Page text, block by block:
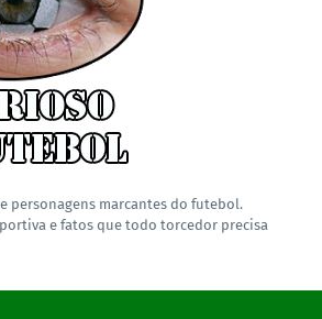
personagens marcantes do futebol.
e fatos que todo torcedor precisa